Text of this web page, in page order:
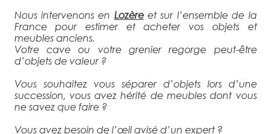
Nous intervenons en Lozèreet sur l’ensemble de la
France pour estimer et acheter vos objets et
meubles anciens.
Votre cave ou votre grenier regorge peut-être
d’objets de valeur ?
Vous souhaitez vous séparer d’objets lors d’une
succession, vous avez hérité de meubles dont vous
ne savez que faire ?
Vous avez besoin de l’œil avisé d’un expert ?